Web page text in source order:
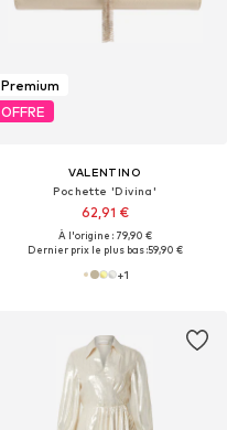
Premium
OFFRE
VALENTINO
Pochette 'Divina'
62,91 €
À l'origine : 79,90 €
Dernier prix le plus bas :59,90 €
+1